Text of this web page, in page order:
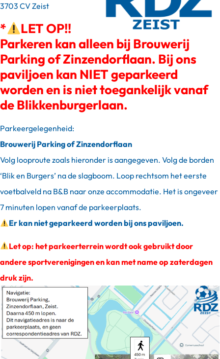
3703 CV Zeist
*
LET OP!!
Parkeren kan alleen bij Brouwerij
Parking of Zinzendorflaan. Bij ons
paviljoen kan NIET geparkeerd
worden en is niet toegankelijk vanaf
de Blikkenburgerlaan.
Parkeergelegenheid:
Brouwerij Parking of Zinzendorflaan
Volg looproute zoals hieronder is aangegeven. Volg de borden
‘Blik en Burgers’ na de slagboom. Loop rechtsom het eerste
voetbalveld na B&B naar onze accommodatie. Het is ongeveer
7 minuten lopen vanaf de parkeerplaats.
Er kan niet geparkeerd worden bij ons paviljoen.
Let op: het parkeerterrein wordt ook gebruikt door
andere sportverenigingen en kan met name op zaterdagen
druk zijn.